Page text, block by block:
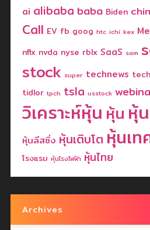
ai alibaba baba Biden
Call EV fb goog htc ichi kex
nflx nvda nyse rblx SaaS sam
stock super technews
tidlor tpch tsla usstock
วิเคราะห์หุ้น หุ้น หุ้
หุ้นลีสซิ่ง หุ้นเติบโต หุ้นเท
โรงแรม หุ้นโรงไฟฟ้า หุ้นไทย
Archives